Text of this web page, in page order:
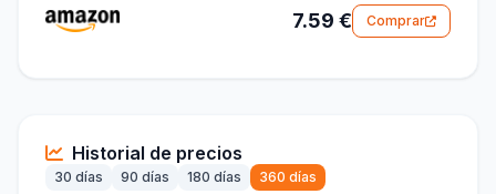
7.59 € Comprar
Historial de precios
30 días 90 días 180 días 360 días